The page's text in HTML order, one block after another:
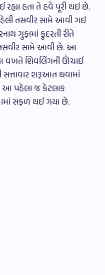
રહ્યા હતા તે હવે પૂરી થઇ છે.
તસવીર સામે આવી ગઇ
ગુફામાં કુદરતી રીતે
સામે આવી છે. આ
વખતે શિવલિંગની ઊંચાઈ
શરૂઆત થવામાં
પહેલા જ કેટલાક
સફળ થઈ ગયા છે.